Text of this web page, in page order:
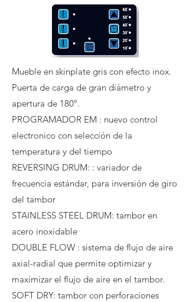
Mueble en skinplate gris con efecto inox.
Puerta de carga de gran diámetro y
apertura de 180º.
PROGRAMADOR EM : nuevo control
electronico con selección de la
temperatura y del tiempo
REVERSING DRUM: : variador de
frecuencia estándar, para inversión de giro
del tambor
STAINLESS STEEL DRUM: tambor en
acero inoxidable
DOUBLE FLOW : sistema de flujo de aire
axial-radial que permite optimizar y
maximizar el flujo de aire en el tambor.
SOFT DRY: tambor con perforaciones